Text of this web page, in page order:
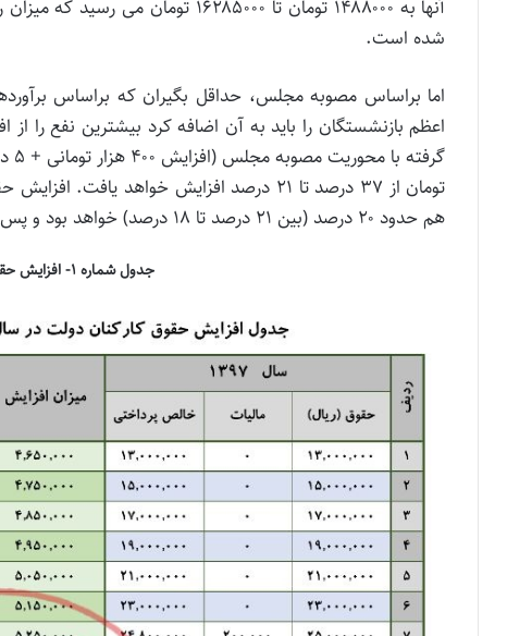
شده است.
اعظم بازنشستگان را باید به آن اضافه کرد بیشترین نفع
هم حدود ۲۰ درصد (بین ۲۱ درصد تا ۱۸ درصد) خواهد بود و پس از آن ردیف‌های بعدی، از ۶ تا ۱۸ درصد افزایش می‌یابد.
جدول شماره 1- افزایش حقوق با فرض افزایش تا 5 درصد